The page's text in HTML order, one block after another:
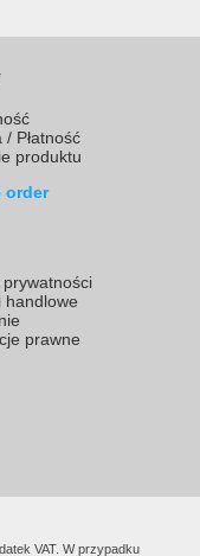
/ Płatność
produktu
order
prywatności
handlowe
prawne
VAT. W przypadku